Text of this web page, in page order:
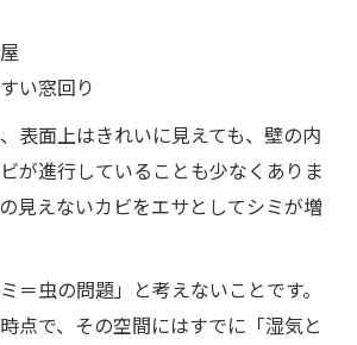
い窓回り
表面上はきれいに見えても、壁の内
が進行していることも少なくありま
見えないカビをエサとしてシミが増
＝虫の問題」と考えないことです。
点で、その空間にはすでに「湿気と